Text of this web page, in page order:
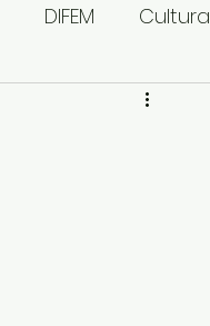
DIFEM Cultura